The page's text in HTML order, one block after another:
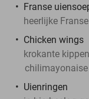
Franse
heerlijke
Chicken wings
krokante
chilimayonaise
Uienringen